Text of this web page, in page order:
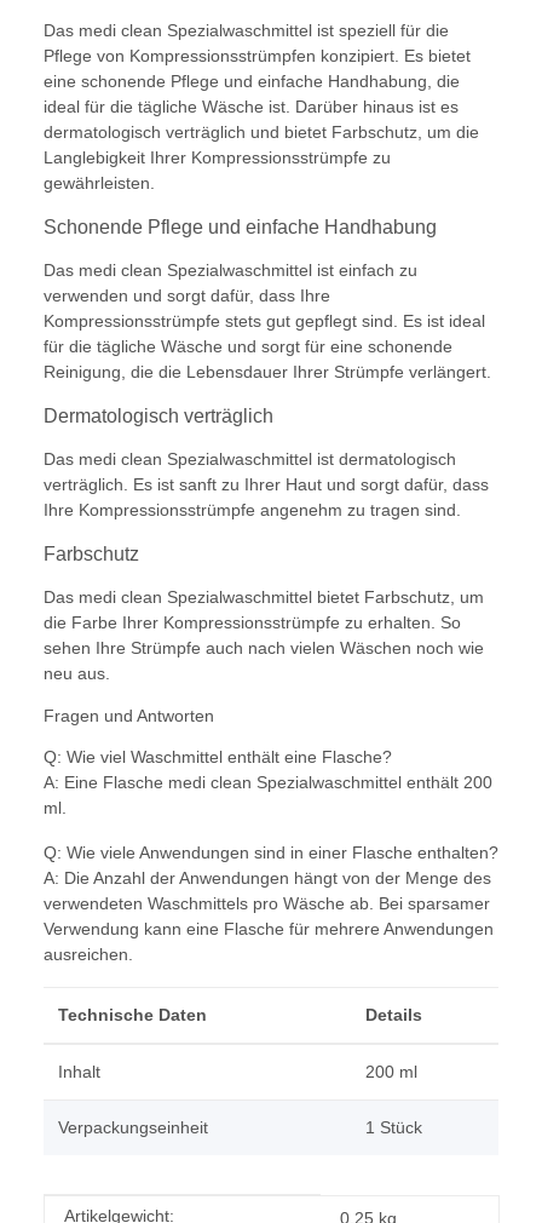
Das medi clean Spezialwaschmittel ist speziell für die
Pflege von Kompressionsstrümpfen konzipiert. Es bietet
eine schonende Pflege und einfache Handhabung, die
ideal für die tägliche Wäsche ist. Darüber hinaus ist es
dermatologisch verträglich und bietet Farbschutz, um die
Langlebigkeit Ihrer Kompressionsstrümpfe zu
gewährleisten.
Schonende Pflege und einfache Handhabung
Das medi clean Spezialwaschmittel ist einfach zu
verwenden und sorgt dafür, dass Ihre
Kompressionsstrümpfe stets gut gepflegt sind. Es ist ideal
für die tägliche Wäsche und sorgt für eine schonende
Reinigung, die die Lebensdauer Ihrer Strümpfe verlängert.
Dermatologisch verträglich
Das medi clean Spezialwaschmittel ist dermatologisch
verträglich. Es ist sanft zu Ihrer Haut und sorgt dafür, dass
Ihre Kompressionsstrümpfe angenehm zu tragen sind.
Farbschutz
Das medi clean Spezialwaschmittel bietet Farbschutz, um
die Farbe Ihrer Kompressionsstrümpfe zu erhalten. So
sehen Ihre Strümpfe auch nach vielen Wäschen noch wie
neu aus.
Fragen und Antworten
Q: Wie viel Waschmittel enthält eine Flasche?
A: Eine Flasche medi clean Spezialwaschmittel enthält 200
ml.
Q: Wie viele Anwendungen sind in einer Flasche enthalten?
A: Die Anzahl der Anwendungen hängt von der Menge des
verwendeten Waschmittels pro Wäsche ab. Bei sparsamer
Verwendung kann eine Flasche für mehrere Anwendungen
ausreichen.
Technische Daten Details
Inhalt 200 ml
Verpackungseinheit 1 Stück
Produkteigenschaft
Wert
Artikelgewicht: 0,25 kg